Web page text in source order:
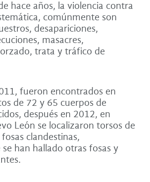
hace años, la violencia contra
comúnmente son
desapariciones,
masacres,
trata y tráfico de
fueron encontrados en
de 72 y 65 cuerpos de
después en 2012, en
León se localizaron torsos de
clandestinas,
han hallado otras fosas y